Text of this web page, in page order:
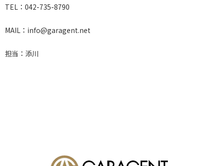
TEL：042-735-8790
MAIL：info@garagent.net
担当：添川